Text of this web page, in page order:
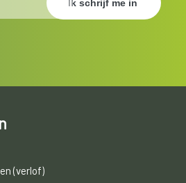
(verlof)